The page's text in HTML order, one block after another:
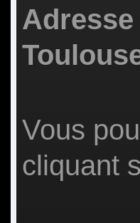
Adresse
Vous
cliquant